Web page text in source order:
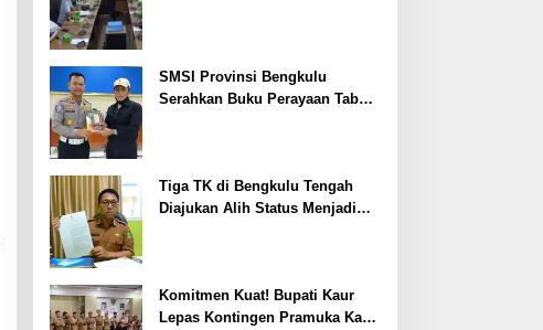
SMSI Provinsi Bengkulu
Serahkan Buku Perayaan Tabot
Tiga TK di Bengkulu Tengah
Diajukan Alih Status Menjadi
Komitmen Kuat! Bupati Kaur
Lepas Kontingen Pramuka Kaur